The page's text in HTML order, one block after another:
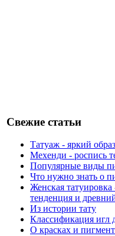
Свежие статьи
Татуаж - яркий
Мехенди - роспись
Популярные виды
Что нужно знать о
Женская
тенденция и
Из истории тату
Классификация игл
О красках и